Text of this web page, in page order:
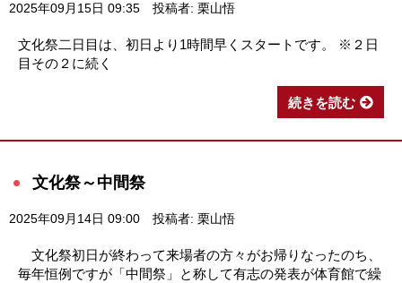
2025年09月15日 09:35 投稿者: 栗山悟
文化祭二日目は、初日より1時間早くスタートです。 ※２日
目その２に続く
続きを読む
文化祭～中間祭
2025年09月14日 09:00 投稿者: 栗山悟
文化祭初日が終わって来場者の方々がお帰りなったのち、
毎年恒例ですが「中間祭」と称して有志の発表が体育館で繰